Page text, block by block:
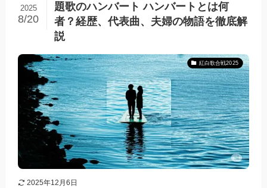
題歌のハンバート ハンバートとは何
者？経歴、代表曲、夫婦の物語を徹底解
説
2025
8/20
紅白歌合戦2025
2025年12月6日